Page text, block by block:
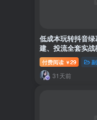
低成本玩转抖音
建、投流全套实战
付费阅读 ￥29
31天前